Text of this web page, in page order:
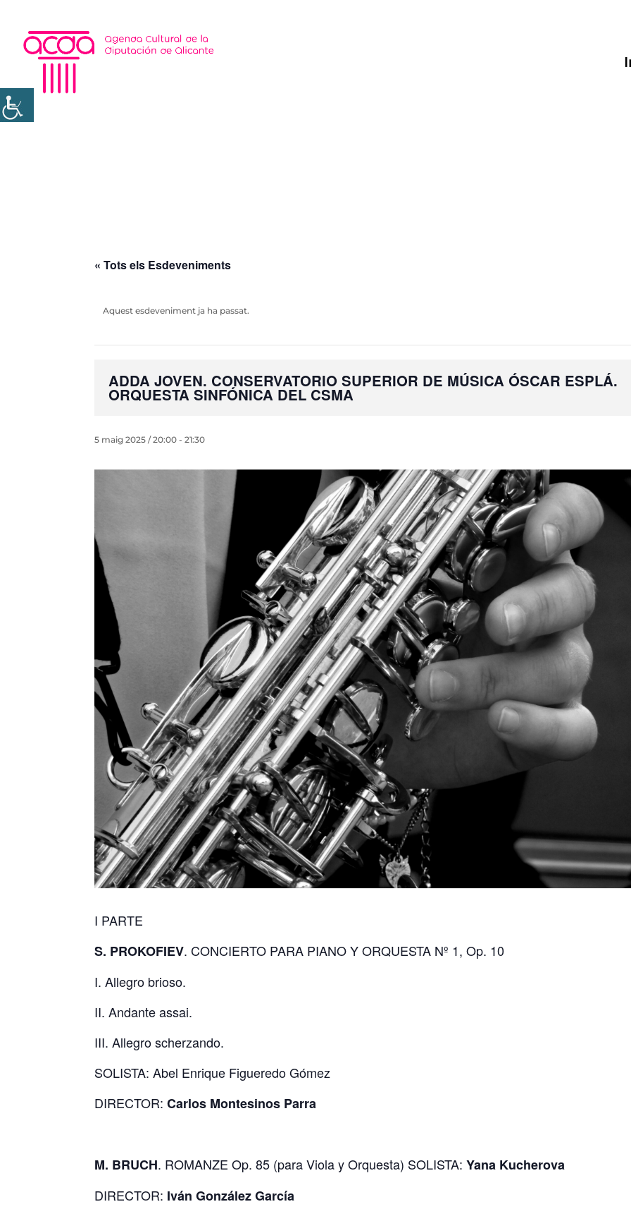
« Tots els Esdeveniments
Aquest esdeveniment ja ha passat.
ADDA JOVEN. CONSERVATORIO SUPERIOR DE MÚSICA ÓSCAR ESPLÁ.
ORQUESTA SINFÓNICA DEL CSMA
5 maig 2025 / 20:00 -21:30
I PARTE
S. PROKOFIEV. CONCIERTO PARA PIANO Y ORQUESTA Nº 1, Op. 10
I. Allegro brioso.
II. Andante assai.
III. Allegro scherzando.
SOLISTA: Abel Enrique Figueredo Gómez
DIRECTOR:Carlos Montesinos Parra
M. BRUCH. ROMANZE Op. 85 (para Viola y Orquesta) SOLISTA:Yana Kucherova
DIRECTOR: Iván González García